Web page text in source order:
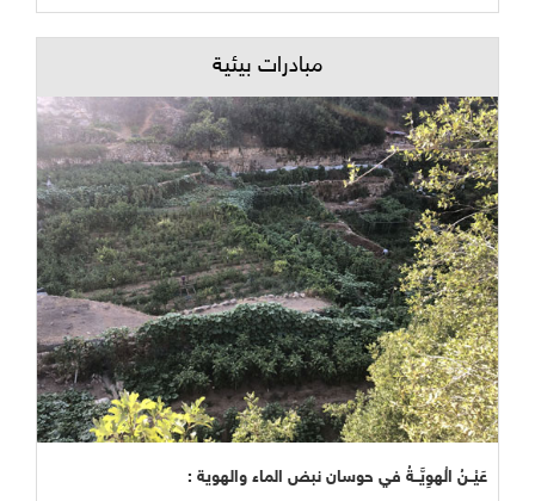
مبادرات بيئية
عَيْــنُ الْهوِيَّــةُ في حوسان نبض الماء والهوية :